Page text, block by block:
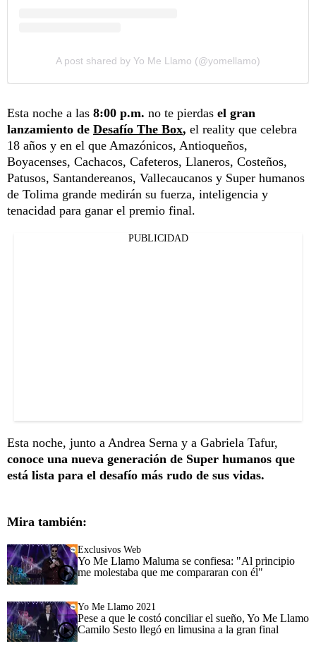
A post shared by Yo Me Llamo (@yomellamo)
Esta noche a las 8:00 p.m. no te pierdas el gran
lanzamiento de Desafío The Box, el reality que celebra
18 años y en el que Amazónicos, Antioqueños,
Boyacenses, Cachacos, Cafeteros, Llaneros, Costeños,
Patusos, Santandereanos, Vallecaucanos y Super humanos
de Tolima grande medirán su fuerza, inteligencia y
tenacidad para ganar el premio final.
PUBLICIDAD
Esta noche, junto a Andrea Serna y a Gabriela Tafur,
conoce una nueva generación de Super humanos que
está lista para el desafío más rudo de sus vidas.
Mira también:
Exclusivos Web
Yo Me Llamo Maluma se confiesa: "Al principio
me molestaba que me compararan con él"
Yo Me Llamo 2021
Pese a que le costó conciliar el sueño, Yo Me Llamo
Camilo Sesto llegó en limusina a la gran final